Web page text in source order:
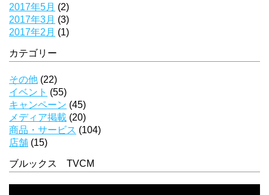
2017年5月 (2)
2017年3月 (3)
2017年2月 (1)
カテゴリー
その他 (22)
イベント (55)
キャンペーン (45)
メディア掲載 (20)
商品・サービス (104)
店舗 (15)
ブルックス TVCM